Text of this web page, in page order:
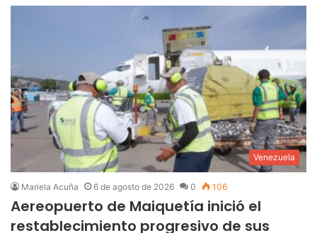
Venezuela
Mariela Acuña 6 de agosto de 2026 0 106
Aereopuerto de Maiquetía inició el
restablecimiento progresivo de sus